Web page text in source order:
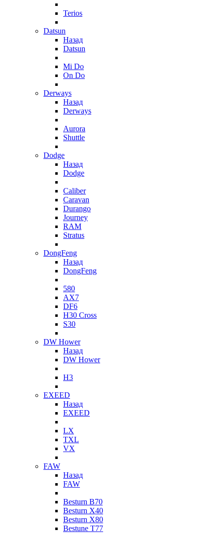
Terios
Datsun
Назад
Datsun
Mi Do
On Do
Derways
Назад
Derways
Aurora
Shuttle
Dodge
Назад
Dodge
Caliber
Caravan
Durango
Journey
RAM
Stratus
DongFeng
Назад
DongFeng
580
AX7
DF6
H30 Cross
S30
DW Hower
Назад
DW Hower
H3
EXEED
Назад
EXEED
LX
TXL
VX
FAW
Назад
FAW
Besturn B70
Besturn X40
Besturn X80
Bestune T77